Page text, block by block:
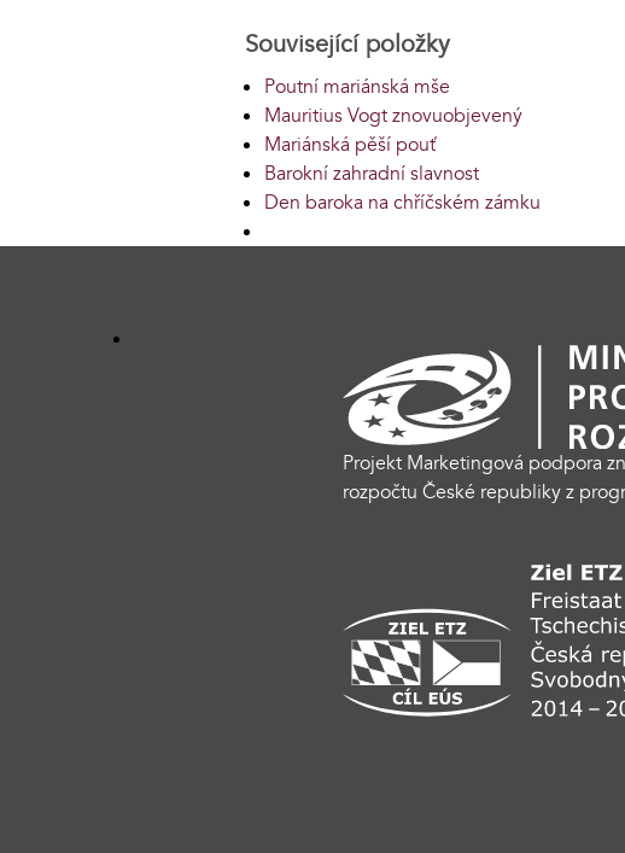
Související položky
Poutní mariánská mše
Mauritius Vogt znovuobjevený
Mariánská pěší pouť
Barokní zahradní slavnost
Den baroka na chříčském zámku
Projekt Marketingová podpora
rozpočtu České republiky z